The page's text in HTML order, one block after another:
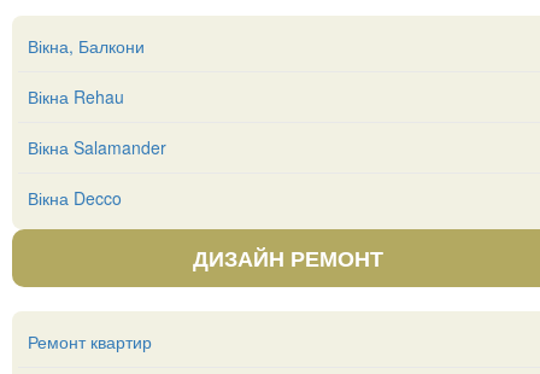
Вікна, Балкони
Вікна Rehau
Вікна Salamander
Вікна Decco
ДИЗАЙН РЕМОНТ
Ремонт квартир